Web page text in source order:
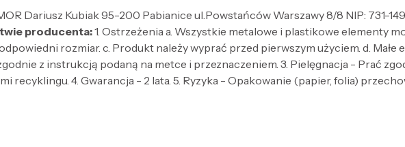
Dariusz Kubiak 95-200 Pabianice ul.Powstańców Warszawy 8/8 NIP: 731-
producenta:1. Ostrzeżenia a. Wszystkie metalowe i plastikowe elementy
rozmiar. c. Produkt należy wyprać przed pierwszym użyciem. d. Małe
z instrukcją podaną na metce i przeznaczeniem. 3. Pielęgnacja - Prać
recyklingu. 4. Gwarancja - 2 lata. 5. Ryzyka - Opakowanie (papier, folia)